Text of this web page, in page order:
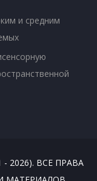
и средним
2026). ВСЕ ПРАВА